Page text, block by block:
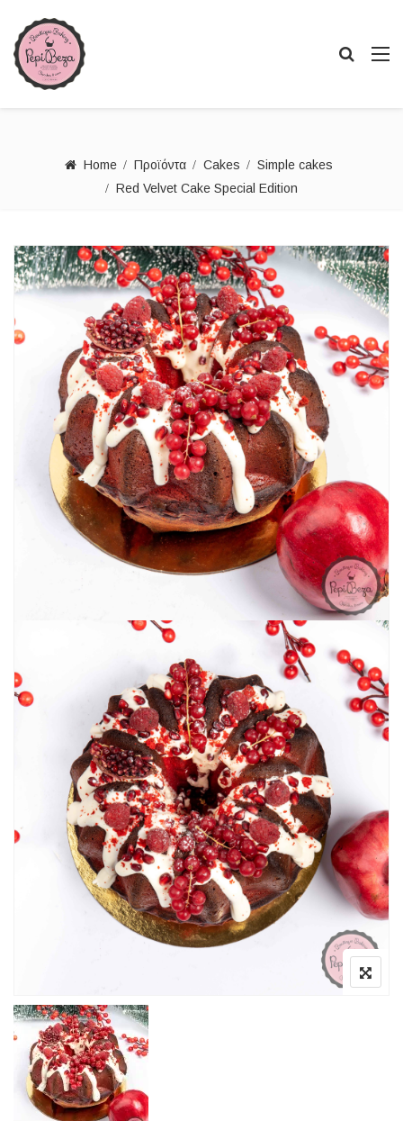
Home Προϊόντα Cakes
Simple cakes
Red Velvet Cake Special Edition